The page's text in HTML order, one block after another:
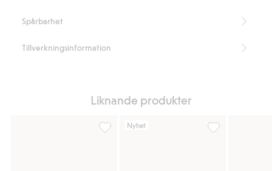
Spårbarhet
Tillverkningsinformation
Liknande produkter
Nyhet